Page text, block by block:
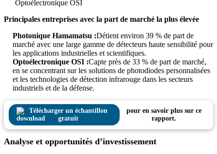
Optoélectronique OSI
Principales entreprises avec la part de marché la plus élevée
Photonique Hamamatsu :Détient environ 39 % de part de
marché avec une large gamme de détecteurs haute sensibilité pour
les applications industrielles et scientifiques.
Optoélectronique OSI :Capte près de 33 % de part de marché,
en se concentrant sur les solutions de photodiodes personnalisées
et les technologies de détection infrarouge dans les secteurs
industriels et de la défense.
Télécharger un échantillon
gratuit
pour en savoir plus sur ce
rapport.
Analyse et opportunités d’investissement